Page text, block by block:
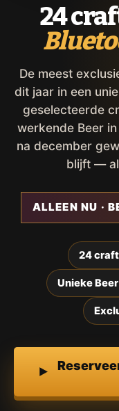
24
De meest
dit jaar in een
geselecteerde
werkende Beer
na december
blijft —
ALLEEN NU ·
24
Unieke